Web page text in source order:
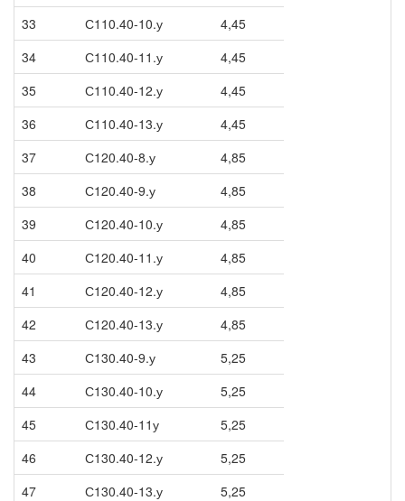
33
С110.40-10.у
4,45
34
С110.40-11.у
4,45
35
С110.40-12.у
4,45
36
С110.40-13.у
4,45
37
С120.40-8.у
4,85
38
С120.40-9.у
4,85
39
С120.40-10.у
4,85
40
С120.40-11.у
4,85
41
С120.40-12.у
4,85
42
С120.40-13.у
4,85
43
С130.40-9.у
5,25
44
С130.40-10.у
5,25
45
С130.40-11у
5,25
46
С130.40-12.у
5,25
47
С130.40-13.у
5,25